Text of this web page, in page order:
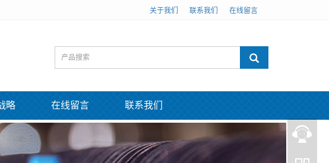
关于我们 联系我们 在线留言
略 在线留言 联系我们